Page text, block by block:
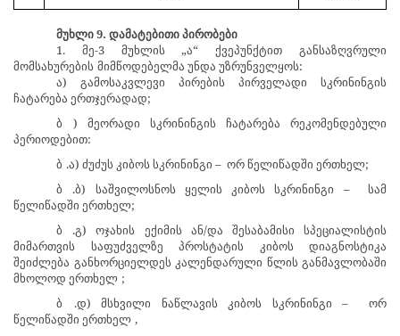
მუხლი 9. დამატებითი პირობები
1. მე-3 მუხლის „ა“ ქვეპუნქტით განსაზღვრული
მომსახურების მიმწოდებელმა უნდა უზრუნველყოს:
ა) გამოსაკვლევი პირების პირველადი სკრინინგის
ჩატარება ერთჯერადად;
ბ
) მეორადი სკრინინგის ჩატარება რეკომენდებული
პერიოდებით:
ბ .ა) ძუძუს კიბოს სკრინინგი – ორ წელიწადში ერთხელ;
ბ
.ბ) საშვილოსნოს ყელის კიბოს სკრინინგი –
სამ
წელიწადში ერთხელ;
ბ
.გ) ოჯახის ექიმის ან/და შესაბამისი სპეციალისტის
მიმართვის საფუძველზე პროსტატის კიბოს დიაგნოსტიკა
შეიძლება განხორციელდეს კალენდარული წლის განმავლობაში
მხოლოდ ერთხელ ;
ბ
.დ) მსხვილი ნაწლავის კიბოს სკრინინგი –
ორ
წელიწადში ერთხელ ,